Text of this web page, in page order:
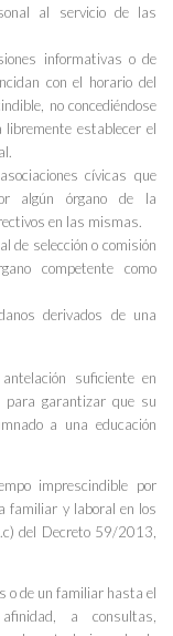
al servicio de las
informativas o de
con el horario del
no concediéndose
libremente establecer el
cívicas que
algún órgano de la
en las mismas.
de selección o comisión
competente como
derivados de una
suficiente en
para garantizar que su
a una educación
imprescindible por
familiar y laboral en los
del Decreto 59/2013,
o de un familiar hasta el
a consultas,